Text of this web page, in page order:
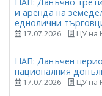
и аренда на
еднолични
17.07.2026 ЦУ на
НАП: Данъчен
националния
17.07.2026 ЦУ на